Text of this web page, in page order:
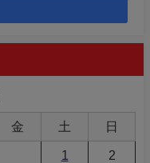
金 土 日
1 2